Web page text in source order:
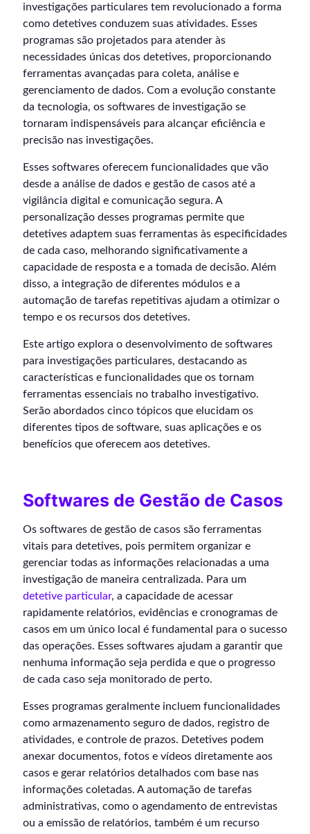
investigações particulares tem revolucionado a forma
como detetives conduzem suas atividades. Esses
programas são projetados para atender às
necessidades únicas dos detetives, proporcionando
ferramentas avançadas para coleta, análise e
gerenciamento de dados. Com a evolução constante
da tecnologia, os softwares de investigação se
tornaram indispensáveis para alcançar eficiência e
precisão nas investigações.
Esses softwares oferecem funcionalidades que vão
desde a análise de dados e gestão de casos até a
vigilância digital e comunicação segura. A
personalização desses programas permite que
detetives adaptem suas ferramentas às especificidades
de cada caso, melhorando significativamente a
capacidade de resposta e a tomada de decisão. Além
disso, a integração de diferentes módulos e a
automação de tarefas repetitivas ajudam a otimizar o
tempo e os recursos dos detetives.
Este artigo explora o desenvolvimento de softwares
para investigações particulares, destacando as
características e funcionalidades que os tornam
ferramentas essenciais no trabalho investigativo.
Serão abordados cinco tópicos que elucidam os
diferentes tipos de software, suas aplicações e os
benefícios que oferecem aos detetives.
Softwares de Gestão de Casos
Os softwares de gestão de casos são ferramentas
vitais para detetives, pois permitem organizar e
gerenciar todas as informações relacionadas a uma
investigação de maneira centralizada. Para um
detetive particular, a capacidade de acessar
rapidamente relatórios, evidências e cronogramas de
casos em um único local é fundamental para o sucesso
das operações. Esses softwares ajudam a garantir que
nenhuma informação seja perdida e que o progresso
de cada caso seja monitorado de perto.
Esses programas geralmente incluem funcionalidades
como armazenamento seguro de dados, registro de
atividades, e controle de prazos. Detetives podem
anexar documentos, fotos e vídeos diretamente aos
casos e gerar relatórios detalhados com base nas
informações coletadas. A automação de tarefas
administrativas, como o agendamento de entrevistas
ou a emissão de relatórios, também é um recurso